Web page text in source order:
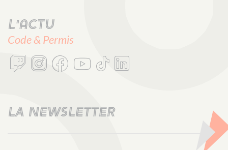
L'actu
Code & Permis
LA NEWSLETTER